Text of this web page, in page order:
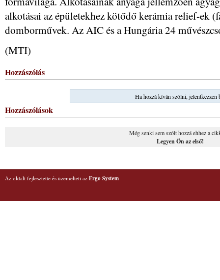
alkotásai az épületekhez kötődő kerámia relief-ek
domborművek. Az AIC és a Hungária 24
(MTI)
Hozzászólás
Ha hozzá kíván szólni, jelentkezzen
Hozzászólások
Még senki sem szólt hozzá ehhez a
Legyen Ön az első!
Az oldalt fejlesztette és üzemelteti az Ergo System